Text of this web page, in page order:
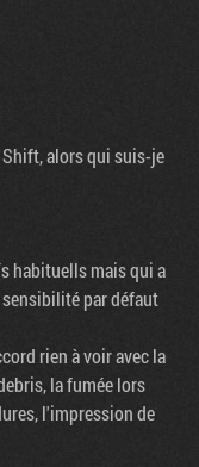
Shift, alors qui suis-je
habituells mais qui a
par défaut
rien à voir avec la
la fumée lors
l'impression de